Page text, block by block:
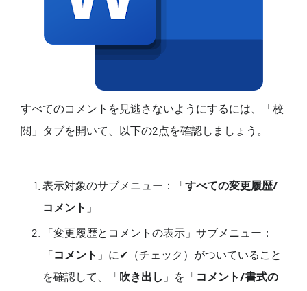
すべてのコメントを見逃さないようにするには、「校
閲」タブを開いて、以下の2点を確認しましょう。
表示対象のサブメニュー：「すべての変更履歴/
コメント 」
「変更履歴とコメントの表示」サブメニュー：
「コメント 」に✔（チェック）がついていること
を確認して、「吹き出し 」を「コメント/書式の